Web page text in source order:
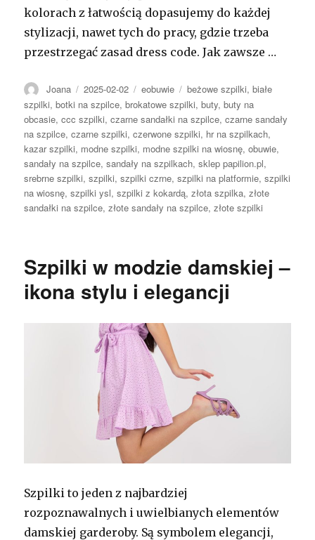
kolorach z łatwością dopasujemy do każdej
stylizacji, nawet tych do pracy, gdzie trzeba
przestrzegać zasad dress code. Jak zawsze …
Autor
Joana Opublikowano
2025-02-02 Kategorie
eobuwie Tagi
beżowe szpilki,białe
szpilki,botki na szpilce,brokatowe szpilki,buty,buty na
obcasie,ccc szpilki,czarne sandałki na szpilce,czarne sandały
na szpilce,czarne szpilki,czerwone szpilki, hr na szpilkach,
kazar szpilki, modne szpilki, modne szpilki na wiosnę,obuwie,
sandały na szpilce,sandały na szpilkach,sklep papilion.pl,
srebrne szpilki,szpilki,szpilki czrne,szpilki na platformie,szpilki
na wiosnę,szpilki ysl,szpilki z kokardą,złota szpilka,złote
sandałki na szpilce,złote sandały na szpilce,złote szpilki
Szpilki w modzie damskiej –
ikona stylu i elegancji
Szpilki to jeden z najbardziej
rozpoznawalnych i uwielbianych elementów
damskiej garderoby. Są symbolem elegancji,